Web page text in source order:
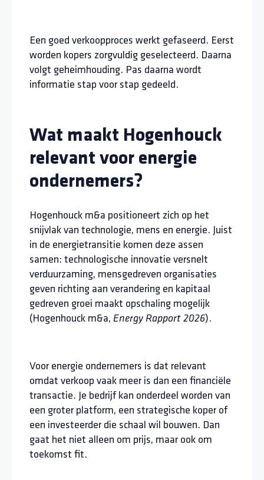
Een goed verkoopproces werkt gefaseerd. Eerst
worden kopers zorgvuldig geselecteerd. Daarna
volgt geheimhouding. Pas daarna wordt
informatie stap voor stap gedeeld.
Wat maakt Hogenhouck
relevant voor energie
ondernemers?
Hogenhouck m&a positioneert zich op het
snijvlak van technologie, mens en energie. Juist
in de energietransitie komen deze assen
samen: technologische innovatie versnelt
verduurzaming, mensgedreven organisaties
geven richting aan verandering en kapitaal
gedreven groei maakt opschaling mogelijk
(Hogenhouck m&a, Energy Rapport 2026).
Voor energie ondernemers is dat relevant
omdat verkoop vaak meer is dan een financiële
transactie. Je bedrijf kan onderdeel worden van
een groter platform, een strategische koper of
een investeerder die schaal wil bouwen. Dan
gaat het niet alleen om prijs, maar ook om
toekomst fit.